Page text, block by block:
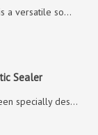
a versatile so...
Sealer
specially des...